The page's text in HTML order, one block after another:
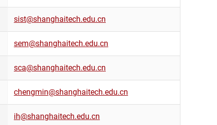
sist@shanghaitech.edu.cn
sem@shanghaitech.edu.cn
sca@shanghaitech.edu.cn
chengmin@shanghaitech.edu.cn
ih@shanghaitech.edu.cn